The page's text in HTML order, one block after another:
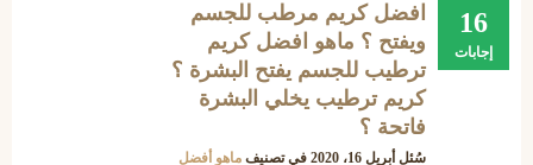
16
إجابات
افضل كريم مرطب للجسم
ويفتح ؟ ماهو افضل كريم
ترطيب للجسم يفتح البشرة ؟
كريم ترطيب يخلي البشرة
فاتحة ؟
سُئل أبريل 16، 2020 في تصنيف ماهو أفضل